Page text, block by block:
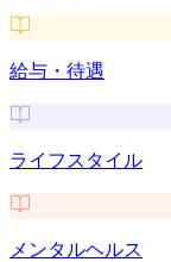
給与・待遇
ライフスタイル
メンタルヘルス